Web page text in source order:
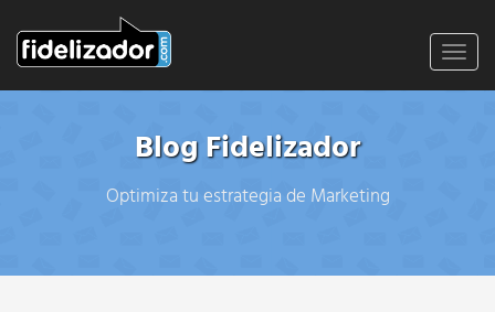
Blog Fidelizador
Optimiza tu estrategia de Marketing